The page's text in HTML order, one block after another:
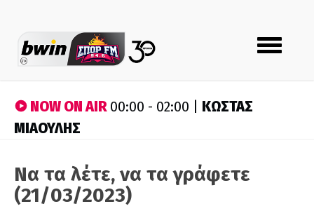
Toggle
navigation
NOW ON AIR00:00 - 02:00 | ΚΩΣΤΑΣ
ΜΙΑΟΥΛΗΣ
Να τα λέτε, να τα γράφετε
(21/03/2023)